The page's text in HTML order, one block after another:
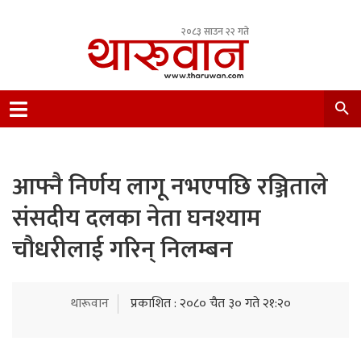
२०८३ साउन २२ गते
Nepal.
आफ्नै निर्णय लागू नभएपछि रञ्जिताले
संसदीय दलका नेता घनश्याम
चौधरीलाई गरिन् निलम्बन
थारूवान प्रकाशित : २०८० चैत ३० गते २१:२०